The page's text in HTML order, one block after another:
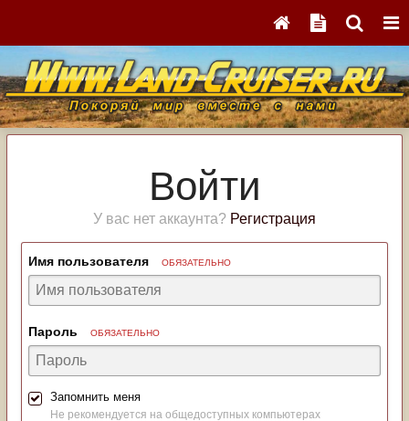
Войти
У вас нет аккаунта? Регистрация
Имя пользователя ОБЯЗАТЕЛЬНО
Пароль ОБЯЗАТЕЛЬНО
Запомнить меня
Не рекомендуется на общедоступных компьютерах